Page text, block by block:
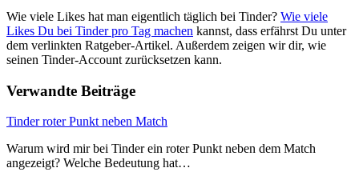
Wie viele Likes hat man eigentlich täglich bei Tinder? Wie viele
Likes Du bei Tinder pro Tag machen kannst, dass erfährst Du unter
dem verlinkten Ratgeber-Artikel. Außerdem zeigen wir dir, wie
seinen Tinder-Account zurücksetzen kann.
Verwandte Beiträge
Tinder roter Punkt neben Match
Warum wird mir bei Tinder ein roter Punkt neben dem Match
angezeigt? Welche Bedeutung hat…